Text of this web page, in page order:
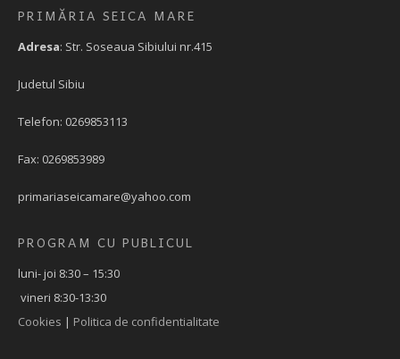
PRIMĂRIA SEICA MARE
Adresa: Str. Soseaua Sibiului nr.415
Judetul Sibiu
Telefon: 0269853113
Fax: 0269853989
primariaseicamare@yahoo.com
PROGRAM CU PUBLICUL
luni- joi 8:30 – 15:30
vineri 8:30-13:30
Cookies | Politica de confidentialitate